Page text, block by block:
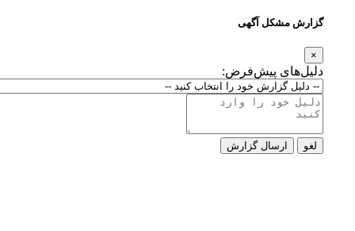
گزارش مشکل آگهی
دلیل‌های پیش‌فرض:
ارسال گزارش